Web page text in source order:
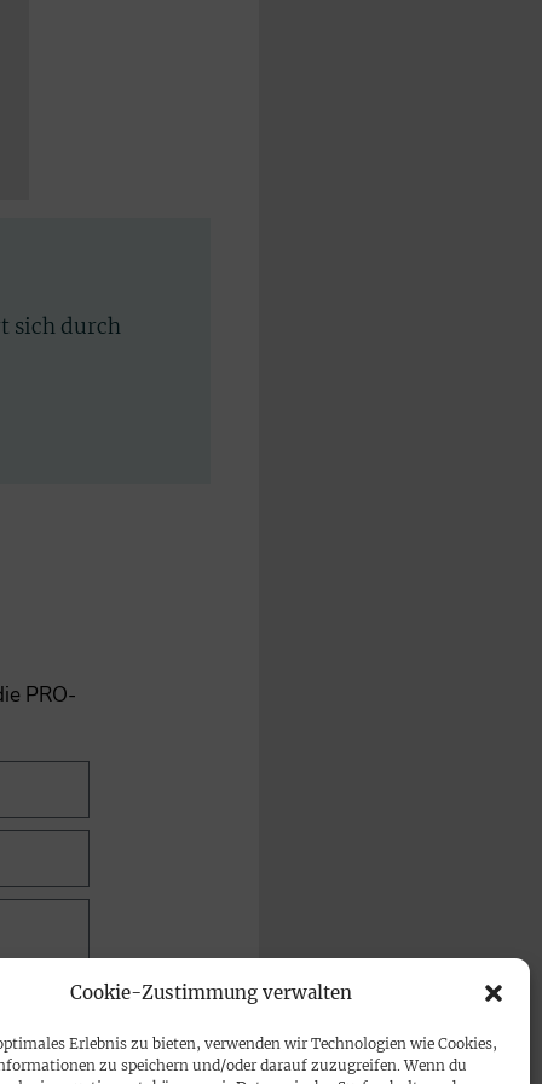
Cookie-Zustimmung verwalten
Erlebnis zu bieten, verwenden wir Technologien wie Cookies,
zu speichern und/oder darauf zuzugreifen. Wenn du
sich durch
PRO-